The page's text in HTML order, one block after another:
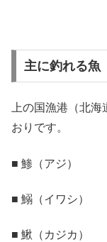
主に釣れる魚
上の国漁港（北
おりです。
■ 鯵（アジ）
■ 鰯（イワシ）
■ 鰍（カジカ）